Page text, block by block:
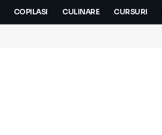
COPILASI CULINARE CURSURI